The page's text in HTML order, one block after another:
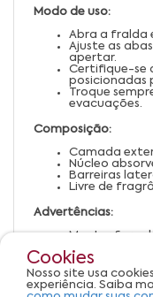
Modo de uso:
Abra a fralda
Ajuste as
apertar.
Certifique-se
posicionadas
Troque
evacuações.
Composição:
Camada
Núcleo
Barreiras
Livre de
Advertências:
Manter fora
assaduras.
Verificar o
bebê.
Descartar
Cookies
Nosso site usa
experiência. Saiba